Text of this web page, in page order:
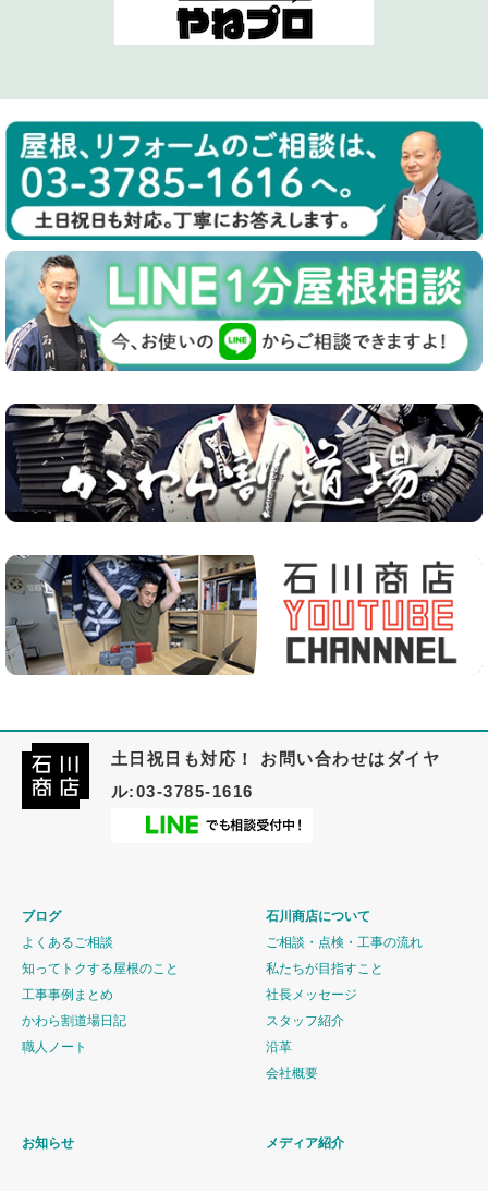
土日祝日も対応！ お問い合わせはダイヤ
ル:03-3785-1616
ブログ
よくあるご相談
知ってトクする屋根のこと
工事事例まとめ
かわら割道場日記
職人ノート
石川商店について
ご相談・点検・工事の流れ
私たちが目指すこと
社長メッセージ
スタッフ紹介
沿革
会社概要
お知らせ メディア紹介